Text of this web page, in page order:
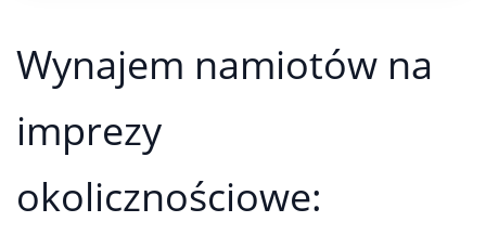
Wynajem namiotów na
imprezy
okolicznościowe: